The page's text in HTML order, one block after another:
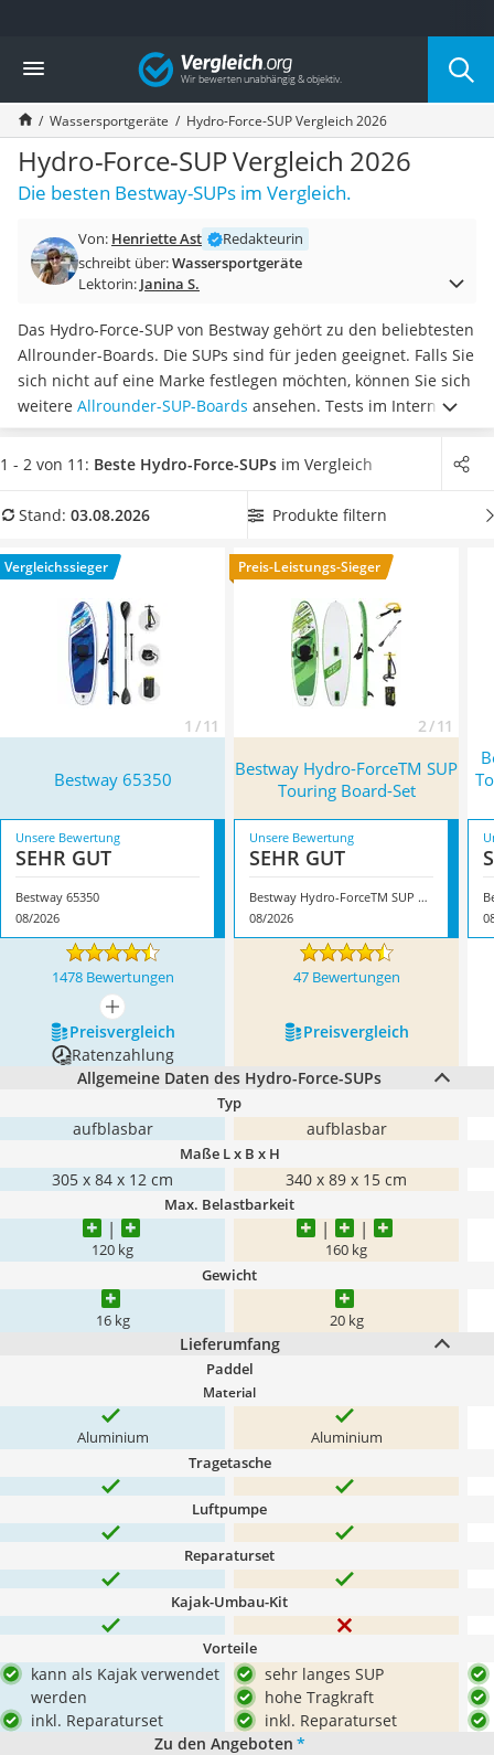
Die beliebtesten Vergleiche nach Kategorie
Freizeit & Sport
Gartentrampolin
Trampolin
Metalldetektor
Eufab-Fahrradträger
Trampolin 366 cm
Aluminium-Koffer
Futterboot
E-Bike-Dreirad
Trekkingschuhe Herren
Reisetasche mit Rollen
Klimmzugstation
Koffer
Nachtsichtgerät
Handgepäck-Koffer
Wanderschuhe Herren
Sicherheitsweste Reiten
Vergleich
Wassersportgeräte Hydro-Force-SUP Vergleich 2026
Hydro-Force-SUP Vergleich 2026
Die besten Bestway-SUPs im Vergleich.
Von: Henriette Ast
Redakteurin
schreibt über:Wassersportgeräte
Lektorin: Janina S.
Das Hydro-Force-SUP von Bestway gehört zu den beliebtesten
Allrounder-Boards. Die SUPs sind für jeden geeignet. Falls Sie
sich nicht auf eine Marke festlegen möchten, können Sie sich
weitere Allrounder-SUP-Boards ansehen. Tests im Internet
zeigen, dass das Hydro-Force-SUP sowohlfür Anfänger als
auch Fortgeschrittene geeignet ist. Wählen Sie jetzt aus
einerBelastung bis 130 Kilogramm und mehr standhält
uns hier im August 2026 besonders das ModellBestway
65350* mit seinen Eigenschaften.
1 - 2 von 11: Beste Hydro-Force-SUPs im Vergleich
Stand: 03.08.2026 Produkte filtern
Vergleichssieger
1 / 11
Preis-Leistungs-Sieger
2 / 11
Bestway 65350
Bestway Hydro-ForceTM SUP
Touring Board-Set
Unsere Bewertung
SEHR GUT
Bestway 65350
08/2026
Unsere Bewertung
SEHR GUT
Bestway Hydro-ForceTM SUP Touring Board-Set
08/2026
1478 Bewertungen 47 Bewertungen
mehr anzeigen
Preis­vergleich
Preis­vergleich
Ratenzahlung
Allgemeine Daten des Hydro-Force-SUPs
Typ
aufblasbar aufblasbar
Maße L x B x H
305 x 84 x 12 cm 340 x 89 x 15 cm
Max. Belastbarkeit
120 kg 160 kg
Gewicht
16 kg 20 kg
Lieferumfang
Paddel
Material
Aluminium Aluminium
Tragetasche
Luftpumpe
Reparaturset
Kajak-Umbau-Kit
Vorteile
kann als Kajak verwendet
werden
inkl. Reparaturset
sehr langes SUP
hohe Tragkraft
inkl. Reparaturset
Zu den Angeboten *